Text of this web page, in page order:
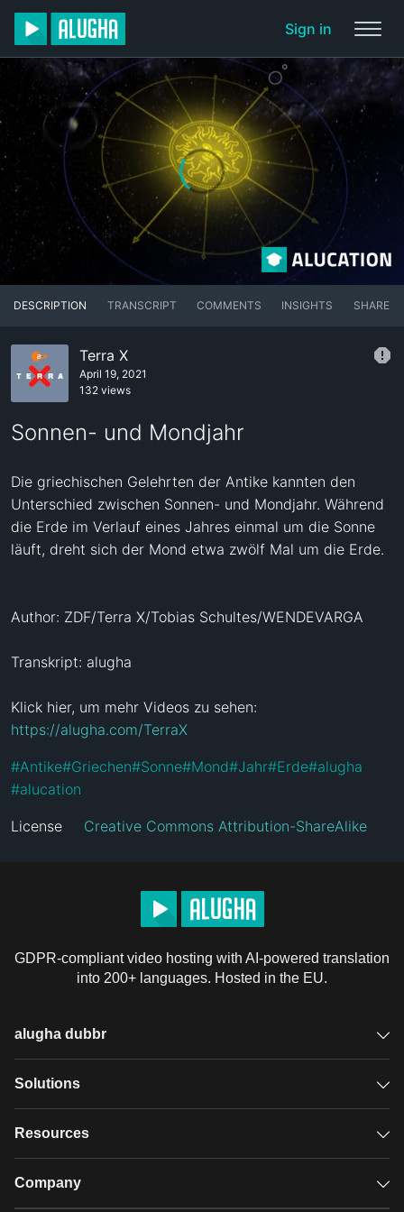
Sign in
DESCRIPTION TRANSCRIPT COMMENTS INSIGHTS SHARE
Terra X
April 19, 2021
132 views
Sonnen- und Mondjahr
Die griechischen Gelehrten der Antike kannten den
Unterschied zwischen Sonnen- und Mondjahr. Während
die Erde im Verlauf eines Jahres einmal um die Sonne
läuft, dreht sich der Mond etwa zwölf Mal um die Erde.
Author: ZDF/Terra X/Tobias Schultes/WENDEVARGA
Transkript: alugha
https://alugha.com/TerraX
#Antike#Griechen#Sonne#Mond#Jahr#Erde#alugha
#alucation
License Creative Commons Attribution-ShareAlike
GDPR-compliant video hosting with AI-powered translation
into 200+ languages. Hosted in the EU.
alugha dubbr
Overview
Solutions
GDPR video hosting
Resources
Case studies
Company